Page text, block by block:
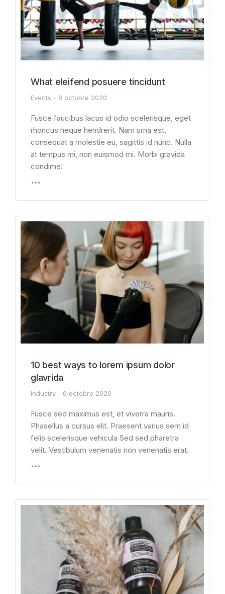
What eleifend posuere tincidunt
Events 8 octobre 2020
Fusce faucibus lacus id odio scelerisque, eget
rhoncus neque hendrerit. Nam urna est,
consequat a molestie eu, sagittis id nunc. Nulla
at tempus mi, non euismod mi. Morbi gravida
condime!
10 best ways to lorem ipsum dolor
glavrida
Industry 6 octobre 2020
Fusce sed maximus est, et viverra mauris.
Phasellus a cursus elit. Praesent varius sem id
felis scelerisque vehicula Sed sed pharetra
velit. Vestibulum venenatis non venenatis erat.